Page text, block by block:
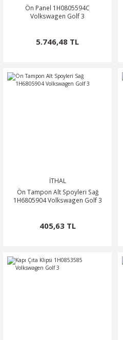
Ön Panel 1H0805594C
Volkswagen Golf 3
5.746,48 TL
İTHAL
Ön Tampon Alt Spoyleri Sağ
1H6805904 Volkswagen Golf 3
405,63 TL